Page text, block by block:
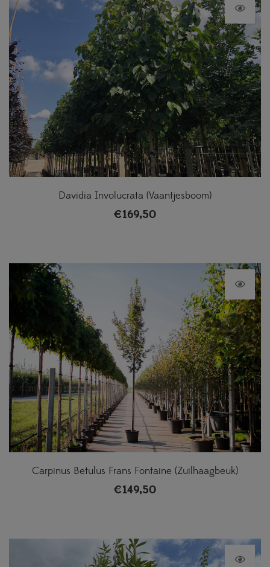
Davidia Involucrata (Vaantjesboom)
€169,50
Carpinus Betulus Frans Fontaine (Zuilhaagbeuk)
€149,50